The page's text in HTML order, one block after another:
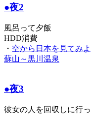
●夜2
風呂って夕飯
HDD消費
・ 空から日本を見てみ
蘇山～黒川温泉
●夜3
彼女の人を回収しに行